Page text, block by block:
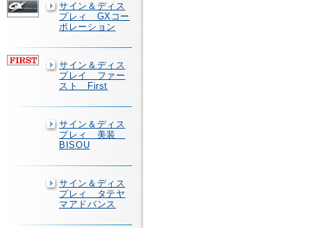
サイン＆ディス
プレィ GXコー
ポレーション
サイン＆ディス
プレイ ファー
スト First
サイン＆ディス
プレィ 美装
BISOU
サイン＆ディス
プレィ タテヤ
マアドバンス